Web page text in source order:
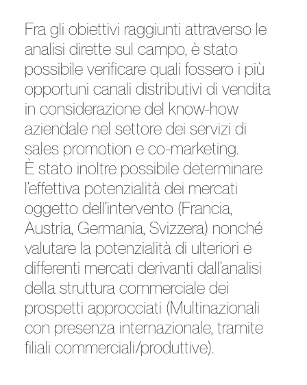
Fra gli obiettivi raggiunti attraverso le
analisi dirette sul campo, è stato
possibile verificare quali fossero i più
opportuni canali distributivi di vendita
in considerazione del know-how
aziendale nel settore dei servizi di
sales promotion e co-marketing.
È stato inoltre possibile determinare
l’effettiva potenzialità dei mercati
oggetto dell’intervento (Francia,
Austria, Germania, Svizzera) nonché
valutare la potenzialità di ulteriori e
differenti mercati derivanti dall’analisi
della struttura commerciale dei
prospetti approcciati (Multinazionali
con presenza internazionale, tramite
filiali commerciali/produttive).